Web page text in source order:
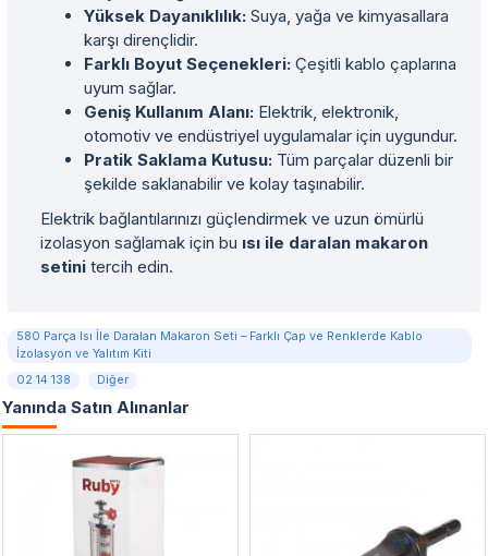
Yüksek Dayanıklılık: Suya, yağa ve kimyasallara
karşı dirençlidir.
Farklı Boyut Seçenekleri: Çeşitli kablo çaplarına
uyum sağlar.
Geniş Kullanım Alanı: Elektrik, elektronik,
otomotiv ve endüstriyel uygulamalar için uygundur.
Pratik Saklama Kutusu: Tüm parçalar düzenli bir
şekilde saklanabilir ve kolay taşınabilir.
Elektrik bağlantılarınızı güçlendirmek ve uzun ömürlü
izolasyon sağlamak için bu ısı ile daralan makaron
setini tercih edin.
580 Parça Isı İle Daralan Makaron Seti – Farklı Çap ve Renklerde Kablo
İzolasyon ve Yalıtım Kiti
02 14 138
Diğer
Yanında Satın Alınanlar